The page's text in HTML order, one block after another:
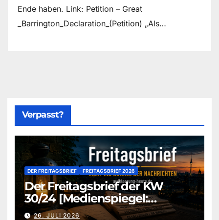
Ende haben. Link: Petition – Great
_Barrington_Declaration_(Petition) „Als…
Verpasst?
DER FREITAGSBRIEF FREITAGSBRIEF 2026
Der Freitagsbrief der KW
30/24 [Medienspiegel:
aufklaerung-heute-de]
26. JULI 2026